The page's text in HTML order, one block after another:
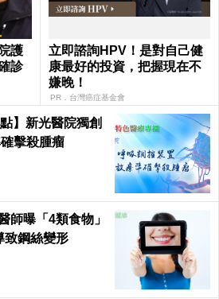
護
診
立即諮詢HPV！是對自己健
康最好的投資，把握現在不
嫌晚！
PR．台灣癌症基金會
】新光醫院獨創
擊殺腫瘤
師曝「4類食物」
鋼絲變形